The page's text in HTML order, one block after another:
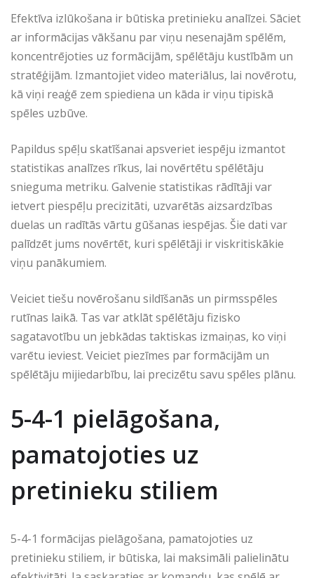
Efektīva izlūkošana ir būtiska pretinieku analīzei. Sāciet
ar informācijas vākšanu par viņu nesenajām spēlēm,
koncentrējoties uz formācijām, spēlētāju kustībām un
stratēģijām. Izmantojiet video materiālus, lai novērotu,
kā viņi reaģē zem spiediena un kāda ir viņu tipiskā
spēles uzbūve.
Papildus spēļu skatīšanai apsveriet iespēju izmantot
statistikas analīzes rīkus, lai novērtētu spēlētāju
snieguma metriku. Galvenie statistikas rādītāji var
ietvert piespēļu precizitāti, uzvarētās aizsardzības
duelas un radītās vārtu gūšanas iespējas. Šie dati var
palīdzēt jums novērtēt, kuri spēlētāji ir viskritiskākie
viņu panākumiem.
Veiciet tiešu novērošanu sildīšanās un pirmsspēles
rutīnas laikā. Tas var atklāt spēlētāju fizisko
sagatavotību un jebkādas taktiskas izmaiņas, ko viņi
varētu ieviest. Veiciet piezīmes par formācijām un
spēlētāju mijiedarbību, lai precizētu savu spēles plānu.
5-4-1 pielāgošana,
pamatojoties uz
pretinieku stiliem
5-4-1 formācijas pielāgošana, pamatojoties uz
pretinieku stiliem, ir būtiska, lai maksimāli palielinātu